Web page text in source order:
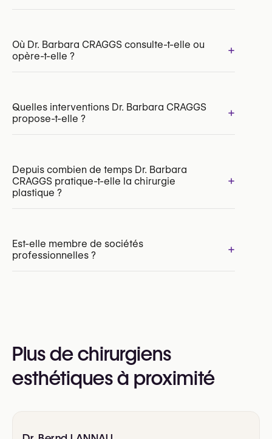
INAMI/RIZIV: 198323-42-210
Où Dr. Barbara CRAGGS consulte-t-elle ou
opère-t-elle ?
+
Quelles interventions Dr. Barbara CRAGGS
propose-t-elle ?
+
Blépharoplastie supérieure
Blépharoplastie inférieure
Réduction mammaire
Lifting mammaire (mastopexie)
Depuis combien de temps Dr. Barbara
CRAGGS pratique-t-elle la chirurgie
plastique ?
+
Est-elle membre de sociétés
professionnelles ?
+
Surgery (ISAPS)
VBS-GBS (Verbond der Belgische Specialisten /
Groupement Belge des Spécialistes)
Plus de chirurgiens
esthétiques à proximité